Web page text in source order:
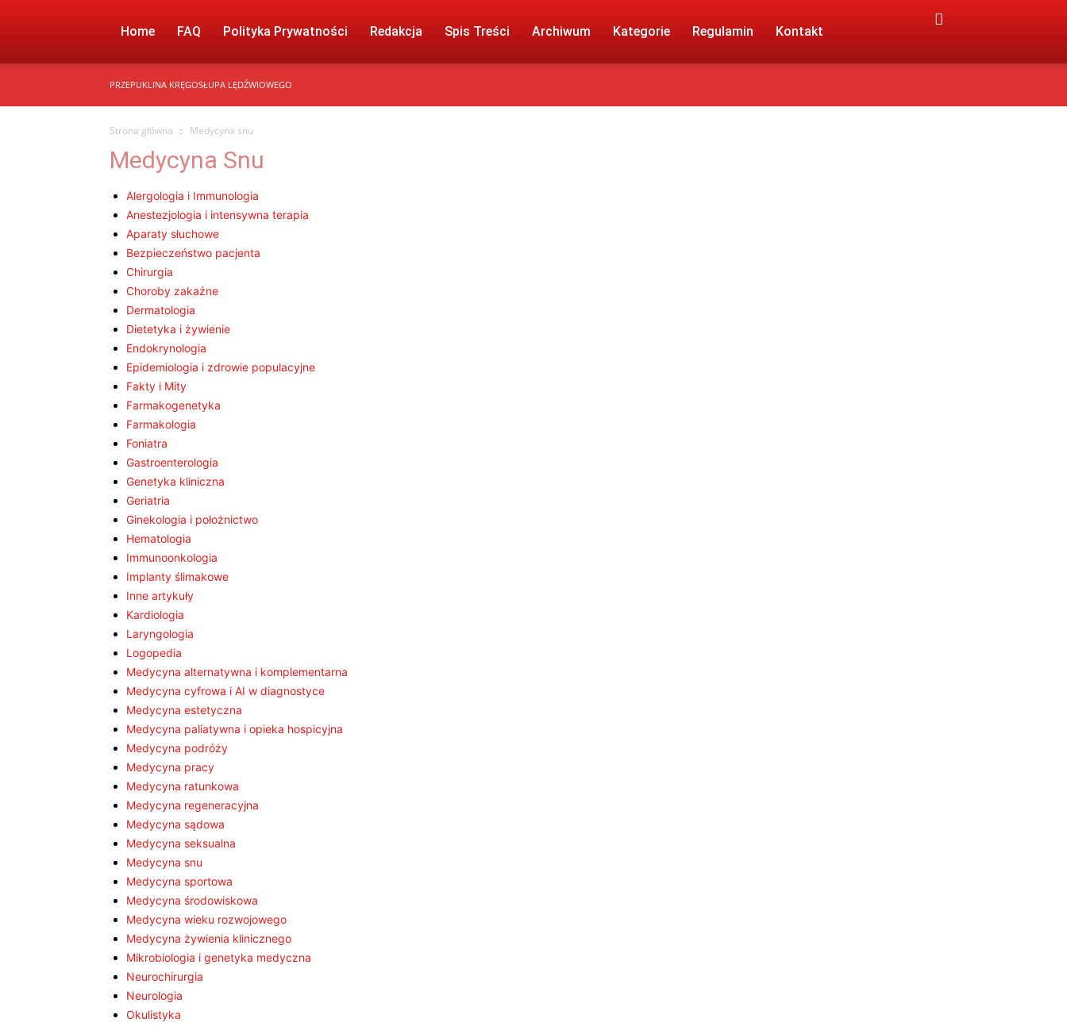
Home FAQ Polityka Prywatności Redakcja Spis Treści Archiwum Kategorie Regulamin Kontakt
PRZEPUKLINA KRĘGOSŁUPA LĘDŹWIOWEGO
Strona główna Medycyna snu
Medycyna Snu
Alergologia i Immunologia
Anestezjologia i intensywna terapia
Aparaty słuchowe
Bezpieczeństwo pacjenta
Chirurgia
Choroby zakaźne
Dermatologia
Dietetyka i żywienie
Endokrynologia
Epidemiologia i zdrowie populacyjne
Fakty i Mity
Farmakogenetyka
Farmakologia
Foniatra
Gastroenterologia
Genetyka kliniczna
Geriatria
Ginekologia i położnictwo
Hematologia
Immunoonkologia
Implanty ślimakowe
Inne artykuły
Kardiologia
Laryngologia
Logopedia
Medycyna alternatywna i komplementarna
Medycyna cyfrowa i AI w diagnostyce
Medycyna estetyczna
Medycyna paliatywna i opieka hospicyjna
Medycyna podróży
Medycyna pracy
Medycyna ratunkowa
Medycyna regeneracyjna
Medycyna sądowa
Medycyna seksualna
Medycyna snu
Medycyna sportowa
Medycyna środowiskowa
Medycyna wieku rozwojowego
Medycyna żywienia klinicznego
Mikrobiologia i genetyka medyczna
Neurochirurgia
Neurologia
Okulistyka